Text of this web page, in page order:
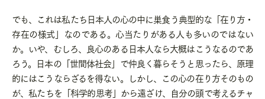
でも、これは私たち日本人の心の中に巣食う典型的な「在り方・
存在の様式」なのである。心当たりがある人も多いのではない
か。いや、むしろ、良心のある日本人なら大概はこうなるのであ
ろう。日本の「世間体社会」で仲良く暮らそうと思ったら、原理
的にはこうならざるを得ない。しかし、この心の在り方そのもの
が、私たちを「科学的思考」から遠ざけ、自分の頭で考えるチャ